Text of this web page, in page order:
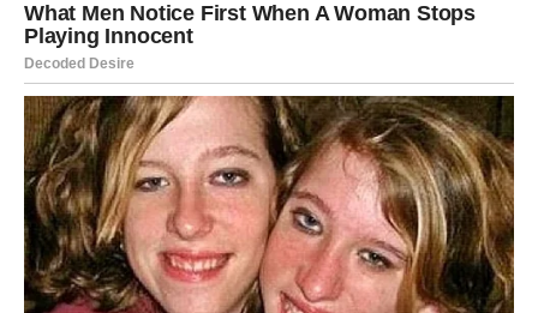
ŠKORPIJA – ŽELJA ZA STRASTI
I ISTINOM
Škorpija želi dubinu, a ne površnost. Mart donosi
intenzivne emocije i razjašnjenje.
U ljubavi dolazi ili dublje povezivanje ili konačno